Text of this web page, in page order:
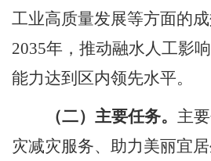
工业高质量发展等方面的
2035年，推动融水人工影
能力达到区内领先水平。
（二）主要任务。 主
灾减灾服务、助力美丽宜居